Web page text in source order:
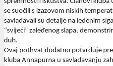
se suočili s izazovom niskih
savladavali su detalje na ledenim
“svijeći” zaleđenog slapa,
duh.
Ovaj pothvat dodatno potvrđuje
kluba Annapurna u savladavanju